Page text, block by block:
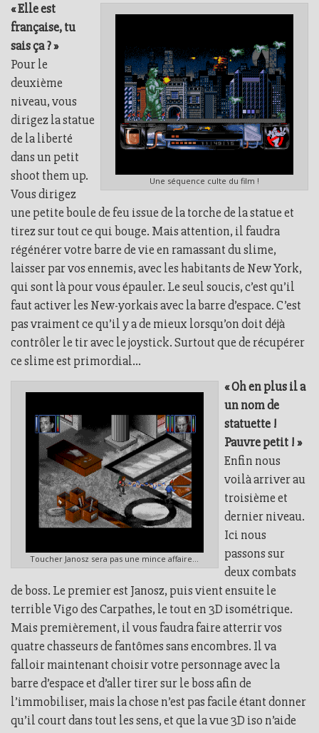
Une séquence culte du film !
« Elle est
française, tu
sais ça ? »
Pour le
deuxième
niveau, vous
dirigez la statue
de la liberté
dans un petit
shoot them up.
Vous dirigez
une petite boule de feu issue de la torche de la statue et
tirez sur tout ce qui bouge. Mais attention, il faudra
régénérer votre barre de vie en ramassant du slime,
laisser par vos ennemis, avec les habitants de New York,
qui sont là pour vous épauler. Le seul soucis, c’est qu’il
faut activer les New-yorkais avec la barre d’espace. C’est
pas vraiment ce qu’il y a de mieux lorsqu’on doit déjà
contrôler le tir avec le joystick. Surtout que de récupérer
ce slime est primordial…
Toucher Janosz sera pas une mince affaire...
« Oh en plus il a
un nom de
statuette !
Pauvre petit ! »
Enfin nous
voilà arriver au
troisième et
dernier niveau.
Ici nous
passons sur
deux combats
de boss. Le premier est Janosz, puis vient ensuite le
terrible Vigo des Carpathes, le tout en 3D isométrique.
Mais premièrement, il vous faudra faire atterrir vos
quatre chasseurs de fantômes sans encombres. Il va
falloir maintenant choisir votre personnage avec la
barre d’espace et d’aller tirer sur le boss afin de
l’immobiliser, mais la chose n’est pas facile étant donner
qu’il court dans tout les sens, et que la vue 3D iso n’aide